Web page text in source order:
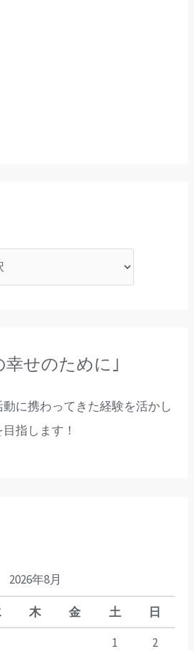
幸せのために｣
に携わってきた経験を活かし
指します！
2026年8月
木 金 土
日
1
2